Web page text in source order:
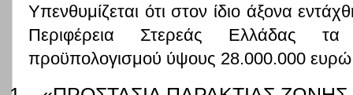
Υπενθυμίζεται ότι στον ίδιο άξονα
Περιφέρεια Στερεάς Ελλάδας
προϋπολογισμού ύψους 28.000.000